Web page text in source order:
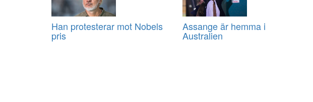
Han protesterar mot Nobels
pris
Assange är hemma i
Australien